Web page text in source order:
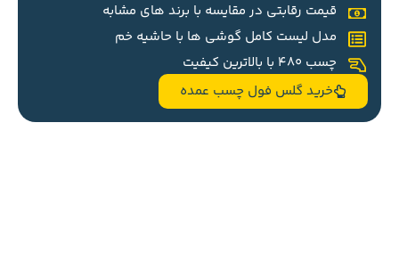
قیمت رقابتی در مقایسه با برند های مشابه
مدل لیست کامل گوشی ها با حاشیه خم
چسب 480 با بالاترین کیفیت
خرید گلس فول چسب عمده